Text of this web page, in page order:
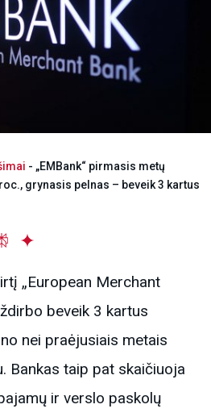
- „EMBank“ pirmasis metų
grynasis pelnas – beveik 3 kartus
„European Merchant
beveik 3 kartus
nei praėjusiais metais
Bankas taip pat skaičiuoja
ir verslo paskolų